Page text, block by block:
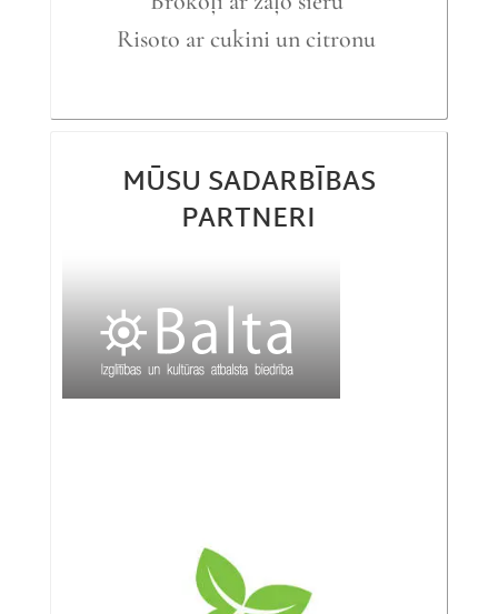
Risoto ar cukini un citronu
MŪSU SADARBĪBAS
PARTNERI